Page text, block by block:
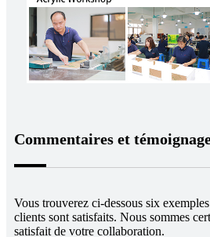
Commentaires et
Vous trouverez ci-dessous six
clients sont satisfaits. Nous sommes
satisfait de votre collaboration.